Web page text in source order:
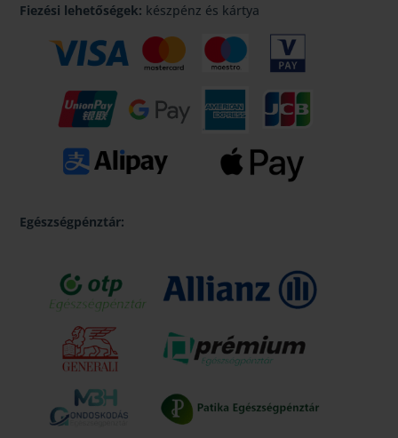
Fiezési lehetőségek: készpénz és kártya
Egészségpénztár: